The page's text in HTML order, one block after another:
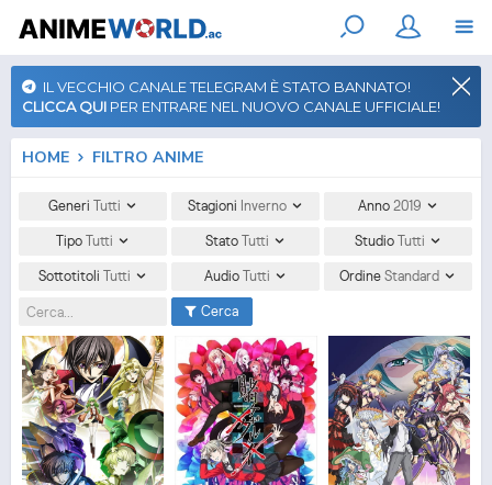
IL VECCHIO CANALE TELEGRAM È STATO BANNATO!
CLICCA QUI PER ENTRARE NEL NUOVO CANALE UFFICIALE!
HOME FILTRO ANIME
Generi Tutti Stagioni Inverno Anno 2019
Tipo Tutti Stato Tutti Studio Tutti
Sottotitoli Tutti Audio Tutti OrdineStandard
Cerca